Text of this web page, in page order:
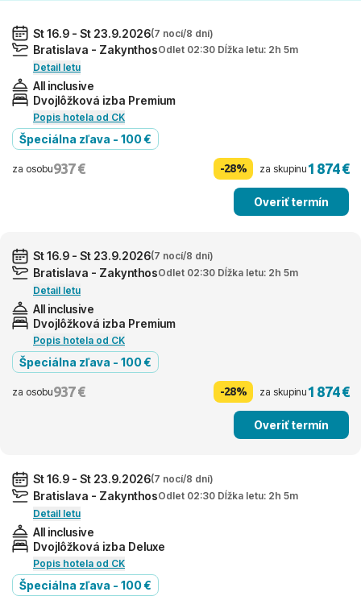
St 16.9 - St 23.9.2026(7 nocí/8 dní)
Bratislava - ZakynthosOdlet 02:30 Dĺžka letu: 2h 5m
Detail letu
All inclusive
Dvojlôžková izba Premium
Popis hotela od CK
Špeciálna zľava - 100 €
za osobu937 € -28% za skupinu1 874 €
Overiť termín
St 16.9 - St 23.9.2026(7 nocí/8 dní)
Bratislava - ZakynthosOdlet 02:30 Dĺžka letu: 2h 5m
Detail letu
All inclusive
Dvojlôžková izba Premium
Popis hotela od CK
Špeciálna zľava - 100 €
za osobu937 € -28% za skupinu1 874 €
Overiť termín
St 16.9 - St 23.9.2026(7 nocí/8 dní)
Bratislava - ZakynthosOdlet 02:30 Dĺžka letu: 2h 5m
Detail letu
All inclusive
Dvojlôžková izba Deluxe
Popis hotela od CK
Špeciálna zľava - 100 €